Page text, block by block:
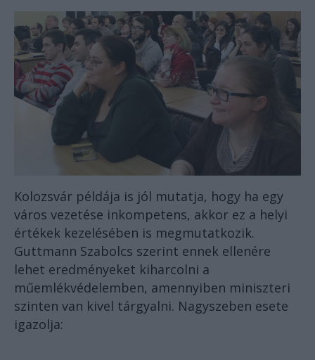
Kolozsvár példája is jól mutatja, hogy ha egy
város vezetése inkompetens, akkor ez a helyi
értékek kezelésében is megmutatkozik.
Guttmann Szabolcs szerint ennek ellenére
lehet eredményeket kiharcolni a
műemlékvédelemben, amennyiben miniszteri
szinten van kivel tárgyalni. Nagyszeben esete
igazolja: